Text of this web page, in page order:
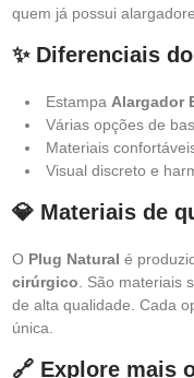
quem já possui
✨ Diferenciais
Estampa Alargador
Várias opções de
Materiais
Visual discreto e
💎 Materiais de
O Plug Natural é
cirúrgico . São materiais
de alta qualidade. Cada
única.
🔗 Explore mais